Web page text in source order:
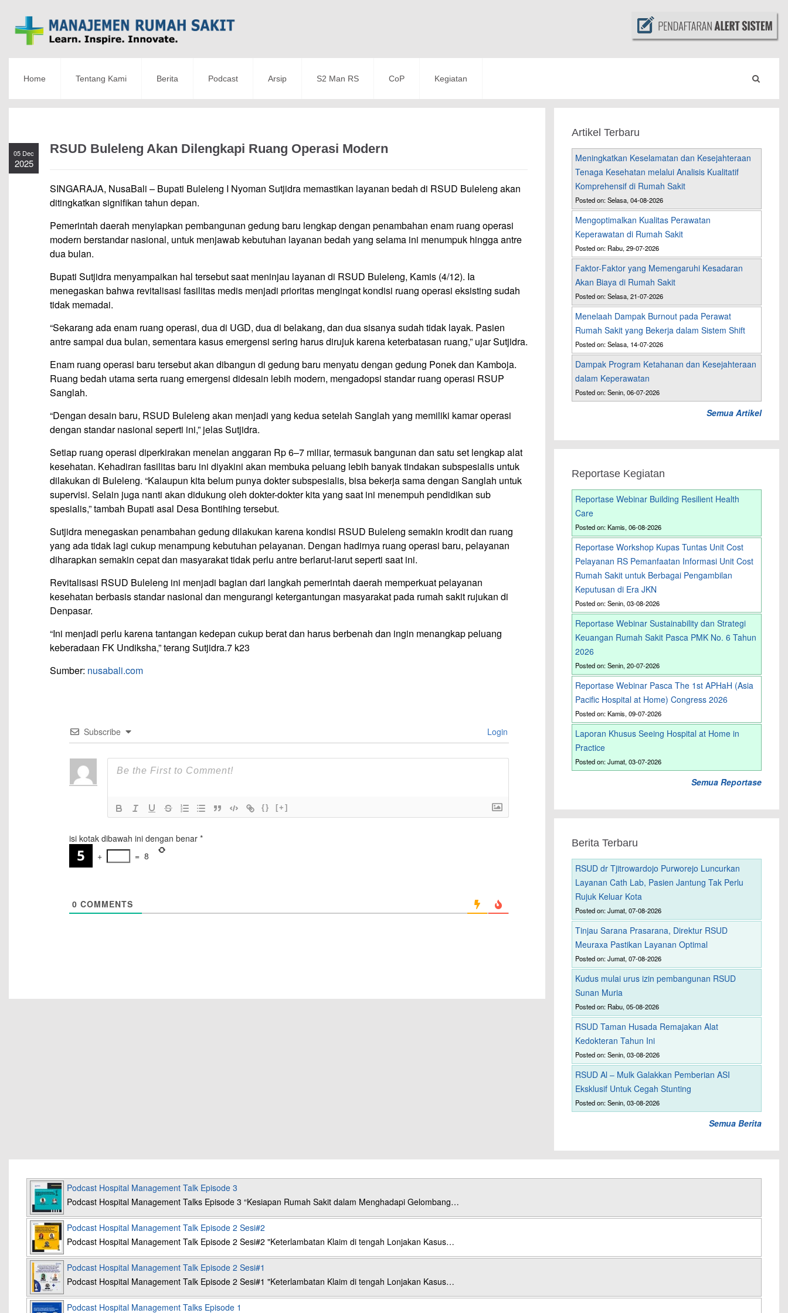
Home Tentang Kami Berita Podcast Arsip S2 Man RS CoP Kegiatan
05 Dec
2025
RSUD Buleleng Akan Dilengkapi Ruang Operasi Modern
SINGARAJA, NusaBali – Bupati Buleleng I Nyoman Sutjidra memastikan layanan bedah di RSUD Buleleng akan
ditingkatkan signifikan tahun depan.
Pemerintah daerah menyiapkan pembangunan gedung baru lengkap dengan penambahan enam ruang operasi
modern berstandar nasional, untuk menjawab kebutuhan layanan bedah yang selama ini menumpuk hingga antre
dua bulan.
Bupati Sutjidra menyampaikan hal tersebut saat meninjau layanan di RSUD Buleleng, Kamis (4/12). Ia
menegaskan bahwa revitalisasi fasilitas medis menjadi prioritas mengingat kondisi ruang operasi eksisting sudah
tidak memadai.
“Sekarang ada enam ruang operasi, dua di UGD, dua di belakang, dan dua sisanya sudah tidak layak. Pasien
antre sampai dua bulan, sementara kasus emergensi sering harus dirujuk karena keterbatasan ruang,” ujar Sutjidra.
Enam ruang operasi baru tersebut akan dibangun di gedung baru menyatu dengan gedung Ponek dan Kamboja.
Ruang bedah utama serta ruang emergensi didesain lebih modern, mengadopsi standar ruang operasi RSUP
Sanglah.
“Dengan desain baru, RSUD Buleleng akan menjadi yang kedua setelah Sanglah yang memiliki kamar operasi
dengan standar nasional seperti ini,” jelas Sutjidra.
Setiap ruang operasi diperkirakan menelan anggaran Rp 6–7 miliar, termasuk bangunan dan satu set lengkap alat
kesehatan. Kehadiran fasilitas baru ini diyakini akan membuka peluang lebih banyak tindakan subspesialis untuk
dilakukan di Buleleng. “Kalaupun kita belum punya dokter subspesialis, bisa bekerja sama dengan Sanglah untuk
supervisi. Selain juga nanti akan didukung oleh dokter-dokter kita yang saat ini menempuh pendidikan sub
spesialis,” tambah Bupati asal Desa Bontihing tersebut.
Sutjidra menegaskan penambahan gedung dilakukan karena kondisi RSUD Buleleng semakin krodit dan ruang
yang ada tidak lagi cukup menampung kebutuhan pelayanan. Dengan hadirnya ruang operasi baru, pelayanan
diharapkan semakin cepat dan masyarakat tidak perlu antre berlarut-larut seperti saat ini.
Revitalisasi RSUD Buleleng ini menjadi bagian dari langkah pemerintah daerah memperkuat pelayanan
kesehatan berbasis standar nasional dan mengurangi ketergantungan masyarakat pada rumah sakit rujukan di
Denpasar.
“Ini menjadi perlu karena tantangan kedepan cukup berat dan harus berbenah dan ingin menangkap peluang
keberadaan FK Undiksha,” terang Sutjidra.7 k23
Sumber: nusabali.com
Subscribe Login
{} [+]
isi kotak dibawah ini dengan benar*
+
= 8
0 COMMENTS
Artikel Terbaru
Meningkatkan Keselamatan dan Kesejahteraan
Tenaga Kesehatan melalui Analisis Kualitatif
Komprehensif di Rumah Sakit
Posted on: Selasa, 04-08-2026
Mengoptimalkan Kualitas Perawatan
Keperawatan di Rumah Sakit
Posted on: Rabu, 29-07-2026
Faktor-Faktor yang Memengaruhi Kesadaran
Akan Biaya di Rumah Sakit
Posted on: Selasa, 21-07-2026
Menelaah Dampak Burnout pada Perawat
Rumah Sakit yang Bekerja dalam Sistem Shift
Posted on: Selasa, 14-07-2026
Dampak Program Ketahanan dan Kesejahteraan
dalam Keperawatan
Posted on: Senin, 06-07-2026
Semua Artikel
Reportase Kegiatan
Reportase Webinar Building Resilient Health
Care
Posted on: Kamis, 06-08-2026
Reportase Workshop Kupas Tuntas Unit Cost
Pelayanan RS Pemanfaatan Informasi Unit Cost
Rumah Sakit untuk Berbagai Pengambilan
Keputusan di Era JKN
Posted on: Senin, 03-08-2026
Reportase Webinar Sustainability dan Strategi
Keuangan Rumah Sakit Pasca PMK No. 6 Tahun
2026
Posted on: Senin, 20-07-2026
Reportase Webinar Pasca The 1st APHaH (Asia
Pacific Hospital at Home) Congress 2026
Posted on: Kamis, 09-07-2026
Laporan Khusus Seeing Hospital at Home in
Practice
Posted on: Jumat, 03-07-2026
Semua Reportase
Berita Terbaru
RSUD dr Tjitrowardojo Purworejo Luncurkan
Layanan Cath Lab, Pasien Jantung Tak Perlu
Rujuk Keluar Kota
Posted on: Jumat, 07-08-2026
Tinjau Sarana Prasarana, Direktur RSUD
Meuraxa Pastikan Layanan Optimal
Posted on: Jumat, 07-08-2026
Kudus mulai urus izin pembangunan RSUD
Sunan Muria
Posted on: Rabu, 05-08-2026
RSUD Taman Husada Remajakan Alat
Kedokteran Tahun Ini
Posted on: Senin, 03-08-2026
RSUD Al – Mulk Galakkan Pemberian ASI
Eksklusif Untuk Cegah Stunting
Posted on: Senin, 03-08-2026
Semua Berita
Podcast Hospital Management Talk Episode 3
Podcast Hospital Management Talks Episode 3 “Kesiapan Rumah Sakit dalam Menghadapi Gelombang…
Podcast Hospital Management Talk Episode 2 Sesi#2
Podcast Hospital Management Talk Episode 2 Sesi#2 "Keterlambatan Klaim di tengah Lonjakan Kasus…
Podcast Hospital Management Talk Episode 2 Sesi#1
Podcast Hospital Management Talk Episode 2 Sesi#1 "Keterlambatan Klaim di tengah Lonjakan Kasus…
Podcast Hospital Management Talks Episode 1